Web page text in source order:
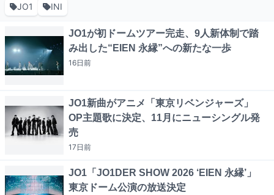
JO1 INI
JO1が初ドームツアー完走、9人新体制で踏
み出した“EIEN 永縁”への新たな一歩
16日前
JO1新曲がアニメ「東京リベンジャーズ」
OP主題歌に決定、11月にニューシングル発
売
17日前
JO1「JO1DER SHOW 2026 ‘EIEN 永縁’」
東京ドーム公演の放送決定